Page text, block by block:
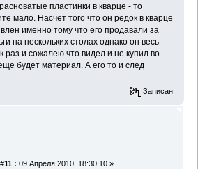
пластинки в кварце - то
мало. Насчет того что он редок в кварце
именно тому что его продавали за
на нескольких столах однако он весь
раз и сожалею что видел и не купил во
будет материал. А его то и след
Записан
: 09 Апреля 2010, 18:30:10 »